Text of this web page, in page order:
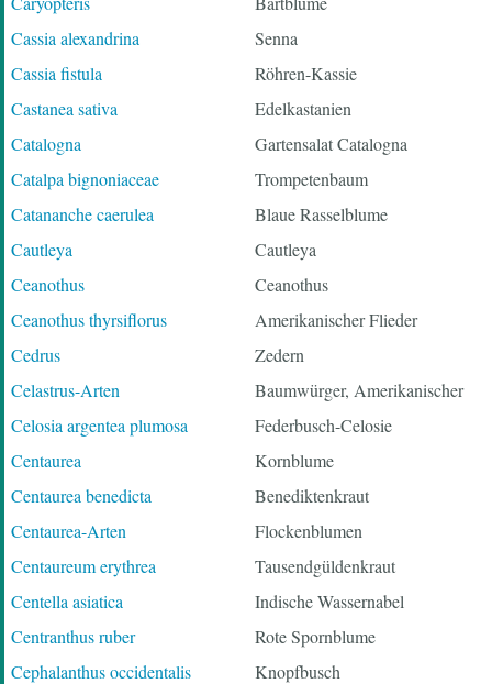
Cassia alexandrina
Senna
Cassia fistula
Röhren-Kassie
Castanea sativa
Edelkastanien
Catalogna
Gartensalat Catalogna
Catalpa bignoniaceae
Trompetenbaum
Catananche caerulea
Blaue Rasselblume
Cautleya
Cautleya
Ceanothus
Ceanothus
Ceanothus thyrsiflorus
Amerikanischer Flieder
Cedrus
Zedern
Celastrus-Arten
Baumwürger, Amerikanischer
Celosia argentea plumosa
Federbusch-Celosie
Centaurea
Kornblume
Centaurea benedicta
Benediktenkraut
Centaurea-Arten
Flockenblumen
Centaureum erythrea
Tausendgüldenkraut
Centella asiatica
Indische Wassernabel
Centranthus ruber
Rote Spornblume
Cephalanthus occidentalis
Knopfbusch